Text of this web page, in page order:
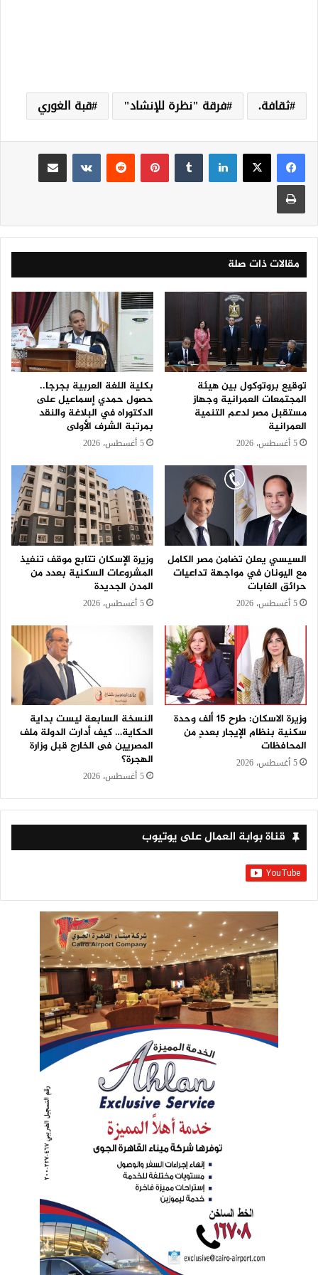
ثقافة. فرقة "نظرة للإنشاد" قبة الغوري
لينكدإن بينتيريست
مقالات ذات صلة
توقيع بروتوكول بين هيئة
المجتمعات العمرانية وجهاز
مستقبل مصر لدعم التنمية
العمرانية
5 أغسطس، 2026
بكلية اللغة العربية بجرجا..
حصول حمدي إسماعيل على
الدكتوراه في البلاغة والنقد
بمرتبة الشرف الأولى
5 أغسطس، 2026
السيسي يعلن تضامن مصر الكامل
مع اليونان في مواجهة تداعيات
حرائق الغابات
5 أغسطس، 2026
وزيرة الإسكان تتابع موقف تنفيذ
المشروعات السكنية بعدد من
المدن الجديدة
5 أغسطس، 2026
وزيرة الاسكان: طرح 15 ألف وحدة
سكنية بنظام الإيجار بعددٍ من
المحافظات
5 أغسطس، 2026
النسخة السابعة ليست بداية
الحكاية… كيف أدارت الدولة ملف
المصريين فى الخارج قبل وزارة
الهجرة؟
5 أغسطس، 2026
قناة بوابة العمال على يوتيوب